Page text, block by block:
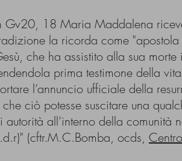
Gv20, 18 Maria Maddalena
la ricorda come
che ha assistito alla sua
prima testimone della
l’annuncio ufficiale della
che ciò potesse suscitare una
autorità all’interno della
(cftr.M.C.Bomba, ocds,